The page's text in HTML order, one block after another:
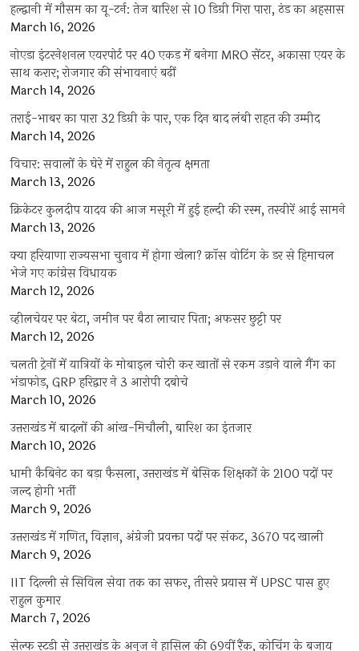
हल्द्वानी में मौसम का यू-टर्न: तेज बारिश से 10 डिग्री गिरा पारा, ठंड का अहसास
March 16, 2026
नोएडा इंटरनेशनल एयरपोर्ट पर 40 एकड़ में बनेगा MRO सेंटर, अकासा एयर के
साथ करार; रोजगार की संभावनाएं बढ़ीं
March 14, 2026
तराई-भाबर का पारा 32 डिग्री के पार, एक दिन बाद लंबी राहत की उम्मीद
March 14, 2026
विचार: सवालों के घेरे में राहुल की नेतृत्व क्षमता
March 13, 2026
क्रिकेटर कुलदीप यादव की आज मसूरी में हुई हल्दी की रस्म, तस्वीरें आई सामने
March 13, 2026
क्या हरियाणा राज्यसभा चुनाव में होगा खेला? क्रॉस वोटिंग के डर से हिमाचल
भेजे गए कांग्रेस विधायक
March 12, 2026
व्हीलचेयर पर बेटा, जमीन पर बैठा लाचार पिता; अफसर छुट्टी पर
March 12, 2026
चलती ट्रेनों में यात्रियों के मोबाइल चोरी कर खातों से रकम उड़ाने वाले गैंग का
भंडाफोड़, GRP हरिद्वार ने 3 आरोपी दबोचे
March 10, 2026
उत्तराखंड में बादलों की आंख-मिचौली, बारिश का इंतजार
March 10, 2026
धामी कैबिनेट का बड़ा फैसला, उत्तराखंड में बेसिक शिक्षकों के 2100 पदों पर
जल्द होगी भर्ती
March 9, 2026
उत्तराखंड में गणित, विज्ञान, अंग्रेजी प्रवक्ता पदों पर संकट, 3670 पद खाली
March 9, 2026
IIT दिल्ली से सिविल सेवा तक का सफर, तीसरे प्रयास में UPSC पास हुए
राहुल कुमार
March 7, 2026
सेल्फ स्टडी से उत्तराखंड के अनुज ने हासिल की 69वीं रैंक, कोचिंग के बजाय